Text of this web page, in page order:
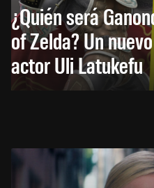
¿Quién será
of Zelda? Un
actor Uli Latukefu